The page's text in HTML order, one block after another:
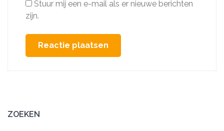
Stuur mij een e-mail als er nieuwe berichten
zijn.
ZOEKEN